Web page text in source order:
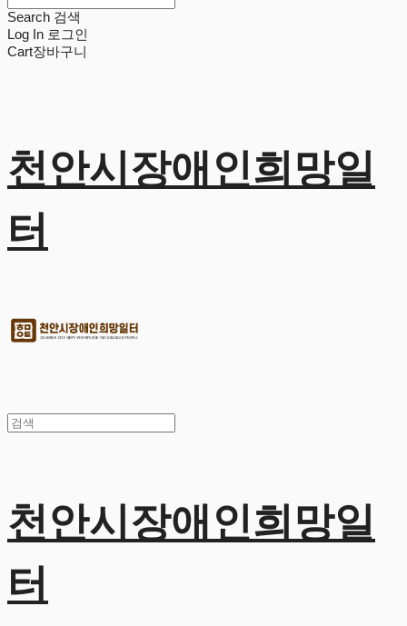
Search 검색
Log In 로그인
Cart장바구니
천안시장애인희망일
터
천안시장애인희망일
터